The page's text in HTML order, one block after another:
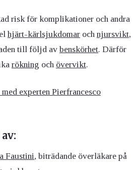
risk för komplikationer och andra
hjärt-kärlsjukdomar och njursvikt,
till följd av benskörhet. Därför
rökning och övervikt.
experten Pierfrancesco
Faustini, biträdande överläkare på